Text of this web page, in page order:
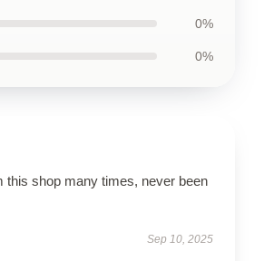
0%
0%
this shop many times, never been
Sep 10, 2025